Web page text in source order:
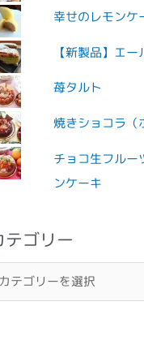
幸せのレモンケ
【新製品】エ
苺タルト
焼きショコラ（
チョコ生フルー
ンケーキ
テゴリー